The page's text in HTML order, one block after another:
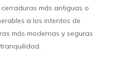
más antiguas o
a los intentos de
más modernas y seguras